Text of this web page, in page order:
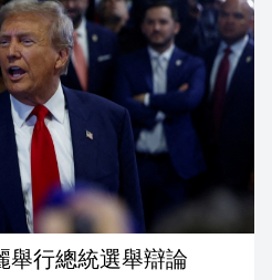
舉行總統選舉辯論